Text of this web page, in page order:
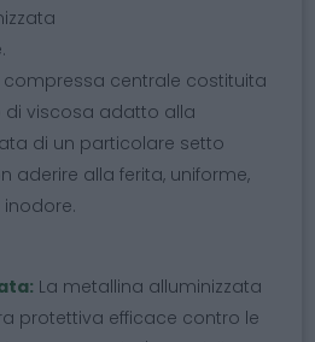
compressa centrale costituita
viscosa adatto alla
di un particolare setto
aderire alla ferita, uniforme,
La metallina alluminizzata
protettiva efficace contro le